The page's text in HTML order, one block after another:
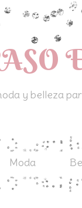
y belleza
Moda